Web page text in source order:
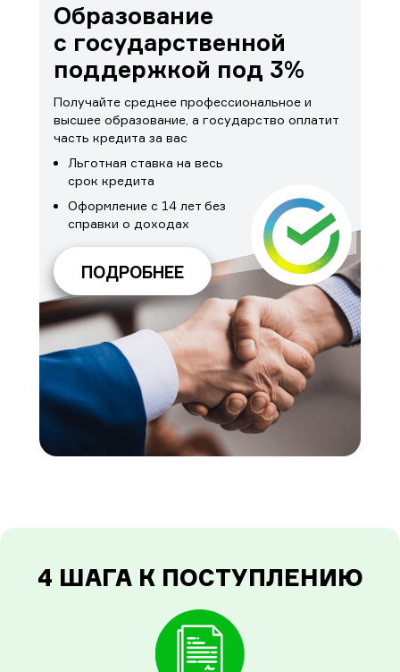
Образование
с государственной
поддержкой под 3%
Получайте среднее профессиональное и
высшее образование, а государство оплатит
часть кредита за вас
Льготная ставка на весь
срок кредита
Оформление с 14 лет без
справки о доходах
ПОДРОБНЕЕ
4 ШАГА К ПОСТУПЛЕНИЮ